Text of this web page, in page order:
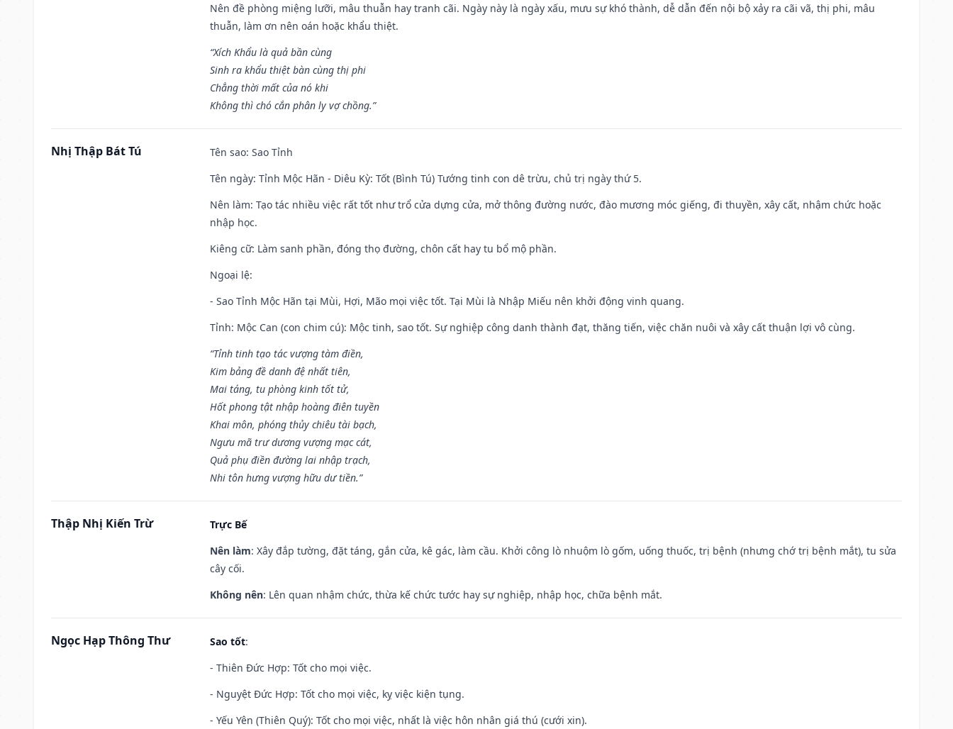
Nên đề phòng miệng lưỡi, mâu thuẫn hay tranh cãi. Ngày này là ngày xấu, mưu sự khó thành, dễ dẫn đến nội bộ xảy ra cãi vã, thị phi, mâu
thuẫn, làm ơn nên oán hoặc khẩu thiệt.
“Xích Khẩu là quả bần cùng
Sinh ra khẩu thiệt bàn cùng thị phi
Chẳng thời mất của nó khi
Không thì chó cắn phân ly vợ chồng.”
Nhị Thập Bát Tú Tên sao: Sao Tỉnh
Tên ngày: Tỉnh Mộc Hãn - Diêu Kỳ: Tốt (Bình Tú) Tướng tinh con dê trừu, chủ trị ngày thứ 5.
Nên làm: Tạo tác nhiều việc rất tốt như trổ cửa dựng cửa, mở thông đường nước, đào mương móc giếng, đi thuyền, xây cất, nhậm chức hoặc
nhập học.
Kiêng cữ: Làm sanh phần, đóng thọ đường, chôn cất hay tu bổ mộ phần.
Ngoại lệ:
- Sao Tỉnh Mộc Hãn tại Mùi, Hợi, Mão mọi việc tốt. Tại Mùi là Nhập Miếu nên khởi động vinh quang.
Tỉnh: Mộc Can (con chim cú): Mộc tinh, sao tốt. Sự nghiệp công danh thành đạt, thăng tiến, việc chăn nuôi và xây cất thuận lợi vô cùng.
“Tỉnh tinh tạo tác vượng tàm điền,
Kim bảng đề danh đệ nhất tiên,
Mai táng, tu phòng kinh tốt tử,
Hốt phong tật nhập hoàng điên tuyền
Khai môn, phóng thủy chiêu tài bạch,
Ngưu mã trư dương vượng mạc cát,
Quả phụ điền đường lai nhập trạch,
Nhi tôn hưng vượng hữu dư tiền.”
Thập Nhị Kiến Trừ
Trực Bế
Nên làm: Xây đắp tường, đặt táng, gắn cửa, kê gác, làm cầu. Khởi công lò nhuộm lò gốm, uống thuốc, trị bệnh (nhưng chớ trị bệnh mắt), tu sửa
cây cối.
Không nên: Lên quan nhậm chức, thừa kế chức tước hay sự nghiệp, nhập học, chữa bệnh mắt.
Ngọc Hạp Thông Thư Sao tốt:
- Thiên Đức Hợp: Tốt cho mọi việc.
- Nguyệt Đức Hợp: Tốt cho mọi việc, kỵ việc kiện tụng.
- Yếu Yên (Thiên Quý): Tốt cho mọi việc, nhất là việc hôn nhân giá thú (cưới xin).